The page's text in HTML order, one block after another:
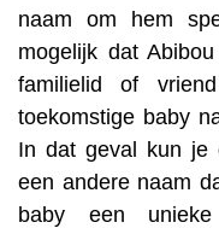
naam om hem
mogelijk dat
familielid of
toekomstige baby
In dat geval kun je
een andere naam
baby een